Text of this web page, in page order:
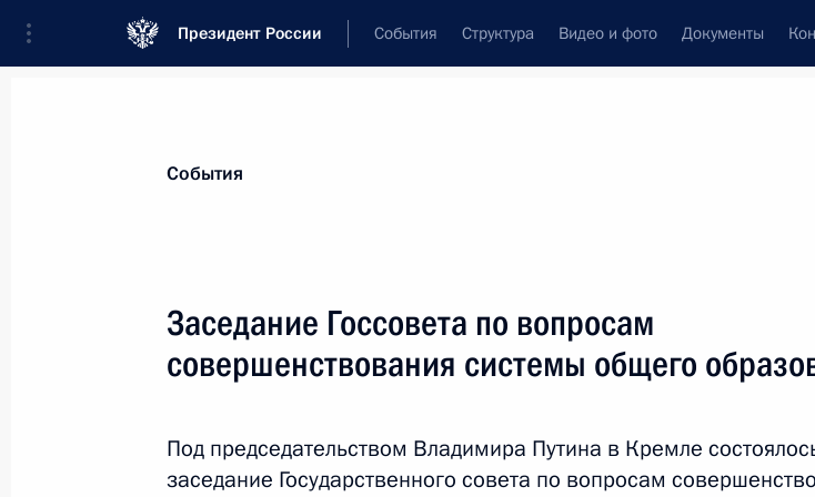
Президент России События Структура Видео и фото Документы
События
Заседание Госсовета по вопросам
совершенствования системы общего
Под председательством Владимира Путина в Кремле
заседание Государственного совета по вопросам